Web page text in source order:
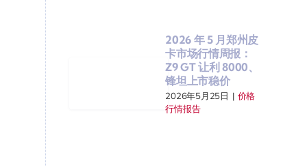
2026 年 5 月郑州皮
卡市场行情周报：
Z9 GT 让利 8000、
锋坦上市稳价
2026年5月25日 | 价格
行情报告